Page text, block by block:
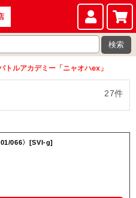
検索
トルアカデミー「ニャオハex」
27件
066〉[SVI-g]